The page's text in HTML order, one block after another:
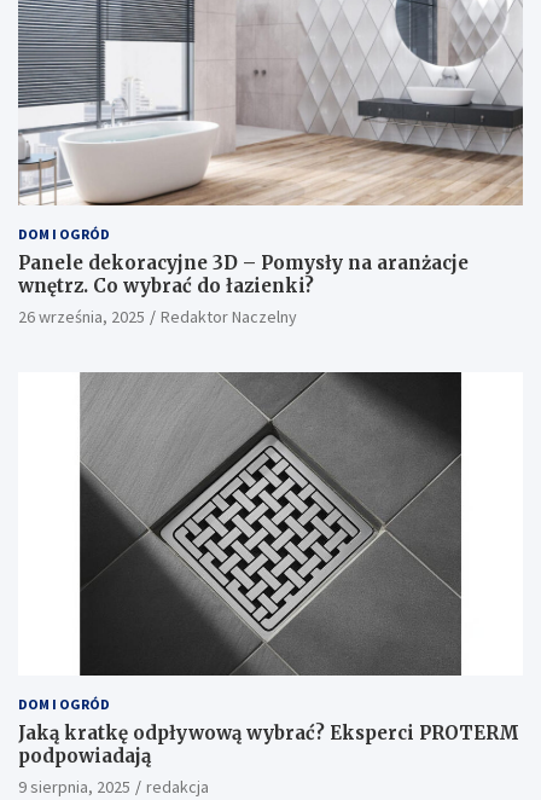
DOM I OGRÓD
Panele dekoracyjne 3D – Pomysły na aranżacje
wnętrz. Co wybrać do łazienki?
26 września, 2025 Redaktor Naczelny
DOM I OGRÓD
Jaką kratkę odpływową wybrać? Eksperci PROTERM
podpowiadają
9 sierpnia, 2025 redakcja